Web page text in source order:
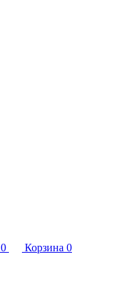
0 Корзина 0